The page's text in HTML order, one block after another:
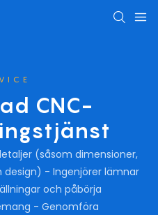
CNC-
(såsom dimensioner,
design) - Ingenjörer lämnar
och påbörja
- Genomföra